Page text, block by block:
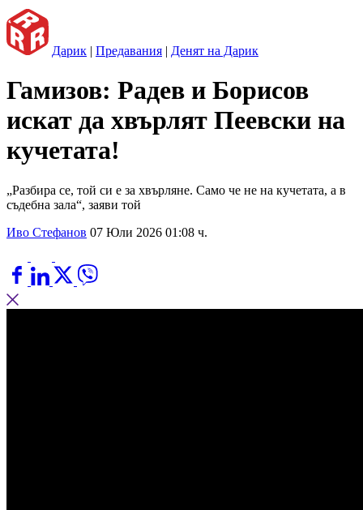
Дарик | Предавания | Денят на Дарик
Гамизов: Радев и Борисов
искат да хвърлят Пеевски на
кучетата!
„Разбира се, той си е за хвърляне. Само че не на кучетата, а в
съдебна зала“, заяви той
Иво Стефанов 07 Юли 2026 01:08 ч.